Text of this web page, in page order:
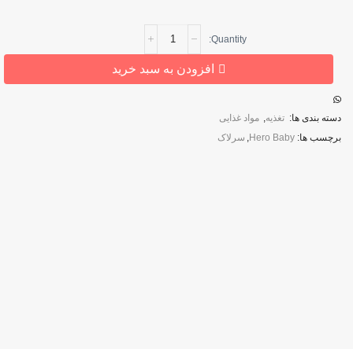
هروبیبی
و
توت
افزودن به سبد خرید
دسته بندی ها: تغذیه, مواد غذایی
برچسب ها: Hero Baby
, سرلاک